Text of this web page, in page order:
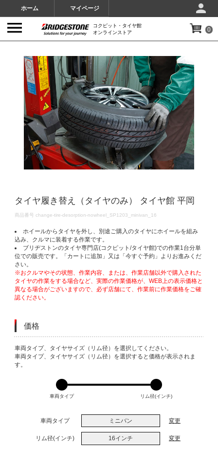
ホーム マイページ
コクピット・タイヤ館
オンラインストア
0
タイヤ履き替え（タイヤのみ） タイヤ館 平岡
DETAILS
商品番号 change-tire-desorption-nowheel_SP1203_minivan_16
ホイールからタイヤを外し、別途ご購入のタイヤにホイールを組み
込み、クルマに装着する作業です。
ブリヂストンのタイヤ専門店(コクピット/タイヤ館)での作業1台分単
位での販売です。「カートに追加」又は「今すぐ予約」よりお進みくだ
さい。
※おクルマやその状態、作業内容、または、作業店舗以外で購入された
タイヤの作業をする場合など、実際の作業価格が、WEB上の表示価格と
異なる場合がございますので、必ず店舗にて、作業前に作業価格をご確
認ください。
価格
VARIATIONS
車両タイプ、タイヤサイズ（リム径）を選択してください。
車両タイプ、タイヤサイズ（リム径）を選択すると価格が表示されま
す。
車両タイプ リム径(インチ)
車両タイプ ミニバン 変更
リム径(インチ) 16インチ 変更